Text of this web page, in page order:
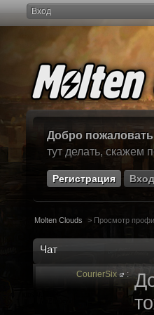
Вход
Добро
тут делать, скажем
Регистрация Вход
Molten Clouds > Просмотр
Чат
CourierSix :